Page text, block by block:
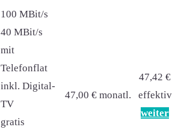
100 MBit/s
40 MBit/s
mit
Telefonflat
inkl. Digital-
TV
gratis
47,00 € monatl.
47,42 €
effektiv
weiter